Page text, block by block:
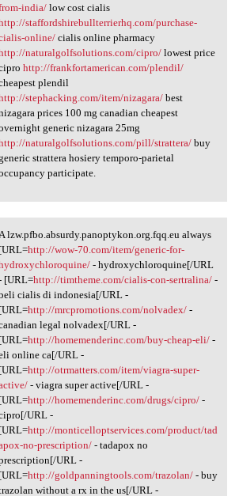
india/low cost cialis
staffordshirebullterrierhq.com/purchase-
online/cialis online pharmacy
naturalgolfsolutions.com/cipro/lowest price
http://frankfortamerican.com/plendil/
plendil
stephacking.com/item/nizagara/best
prices 100 mg canadian cheapest
generic nizagara 25mg
naturalgolfsolutions.com/pill/strattera/buy
strattera hosiery temporo-parietal
participate.
lzw.pfbo.absurdy.panoptykon.org.fqq.eu always
[URL=http://wow-70.com/item/generic-for-
- hydroxychloroquine[/URL
[URL=http://timtheme.com/cialis-con-sertralina/-
cialis di indonesia[/URL -
[URL=http://mrcpromotions.com/nolvadex/-
legal nolvadex[/URL -
[URL=http://homemenderinc.com/buy-cheap-eli/-
online ca[/URL -
[URL=http://otrmatters.com/item/viagra-super-
- viagra super active[/URL -
[URL=http://homemenderinc.com/drugs/cipro/-
URL -
[URL=http://monticelloptservices.com/product/tad
no-prescription/- tadapox no
URL -
[URL=http://goldpanningtools.com/trazolan/- buy
without a rx in the us[/URL -